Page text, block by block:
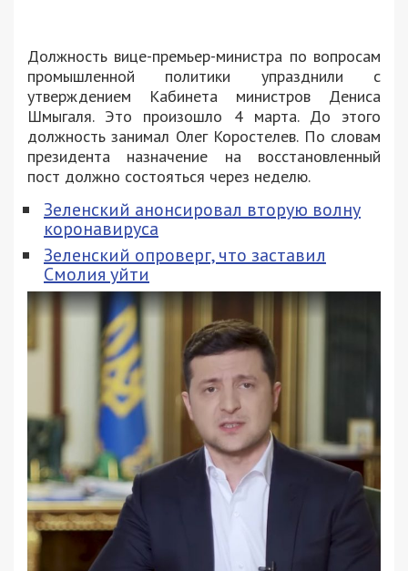
Должность вице-премьер-министра по вопросам
промышленной политики упразднили с
утверждением Кабинета министров Дениса
Шмыгаля. Это произошло 4 марта. До этого
должность занимал Олег Коростелев. По словам
президента назначение на восстановленный
пост должно состояться через неделю.
Зеленский анонсировал вторую волну
коронавируса
Зеленский опроверг, что заставил
Смолия уйти